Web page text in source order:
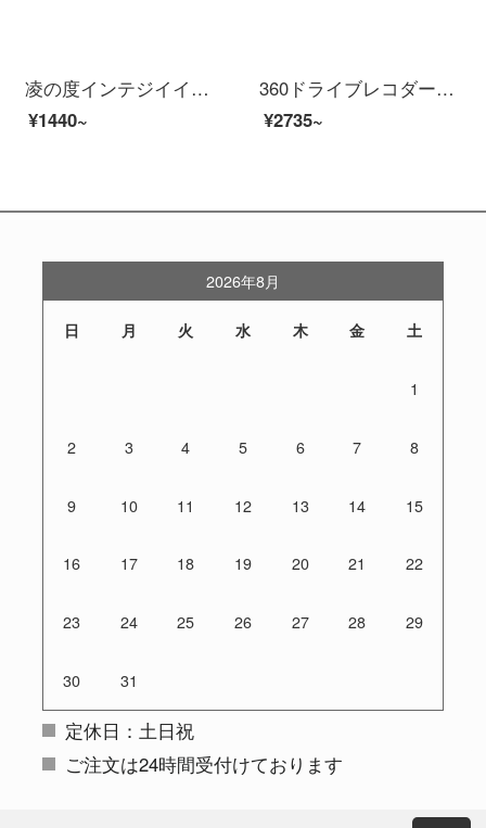
凌の度インテジイイイイドレーブダーメディア前后ダブル录音ハイビジ夜见音声ナビゲタ流量共有逆画像驻车监视重力センシングバークミラー标配21年新し4.3インIPSメモリ32
¥1440~
360ドライブレコダーG 300アップグレード版G 300 PROハビアン夜見ミニ非表示自動車車載ワワイスWiFi電子犬測定一体機G 300+32 Gカード
¥2735~
2026年8月
日 月 火 水 木 金 土
1
2 3 4 5 6 7 8
9 10 11 12 13 14 15
16 17 18 19 20 21 22
23 24 25 26 27 28 29
30 31
定休日：土日祝
ご注文は24時間受付けております